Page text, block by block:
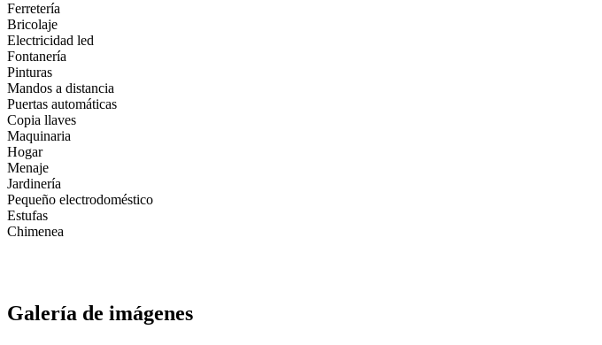
Ferretería
Bricolaje
Electricidad led
Fontanería
Pinturas
Mandos a distancia
Puertas automáticas
Copia llaves
Maquinaria
Hogar
Menaje
Jardinería
Pequeño electrodoméstico
Estufas
Chimenea
Galería de imágenes